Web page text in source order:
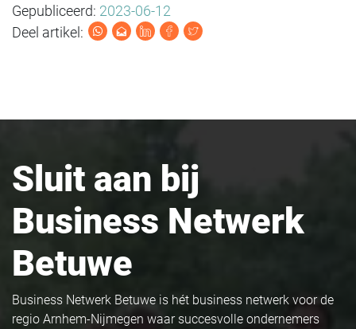
Gepubliceerd: 2023-06-12
Deel artikel:
Sluit aan bij
Business Netwerk
Betuwe
Business Netwerk Betuwe is hét business netwerk voor de
regio Arnhem-Nijmegen waar succesvolle ondernemers